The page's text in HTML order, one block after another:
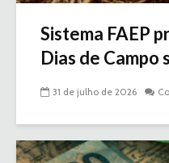
Sistema FAEP
Dias de Campo
31 de julho de 2026